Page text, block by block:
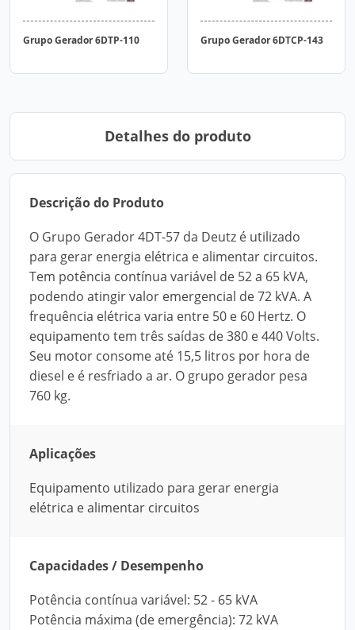
Grupo Gerador 6DTP-110 Grupo Gerador 6DTCP-143
Detalhes do produto
Descrição do Produto
O Grupo Gerador 4DT-57 da Deutz é utilizado
para gerar energia elétrica e alimentar circuitos.
Tem potência contínua variável de 52 a 65 kVA,
podendo atingir valor emergencial de 72 kVA. A
frequência elétrica varia entre 50 e 60 Hertz. O
equipamento tem três saídas de 380 e 440 Volts.
Seu motor consome até 15,5 litros por hora de
diesel e é resfriado a ar. O grupo gerador pesa
760 kg.
Aplicações
Equipamento utilizado para gerar energia
elétrica e alimentar circuitos
Capacidades / Desempenho
Potência contínua variável: 52 - 65 kVA
Potência máxima (de emergência): 72 kVA